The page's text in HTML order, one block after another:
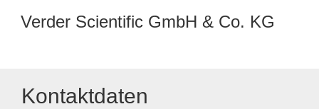
Verder Scientific GmbH & Co. KG
Kontaktdaten